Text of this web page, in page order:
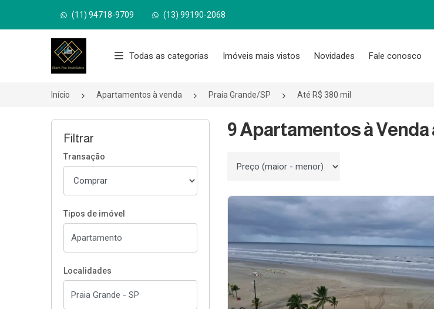
(11) 94718-9709 (13) 99190-2068
Página inicial
Todas as categorias Imóveis mais vistos Novidades Fale conosco
Início Apartamentos à venda Praia Grande/SP Até R$ 380 mil
Filtrar
Transação
Tipos de imóvel
Localidades
9 Apartamentos à Venda
Ordenar por